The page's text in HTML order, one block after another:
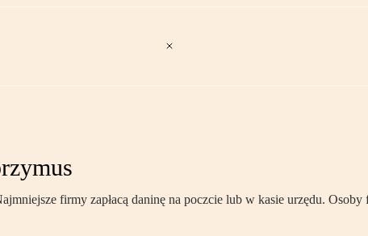
firmy zapłacą daninę na poczcie lub w kasie urzędu.